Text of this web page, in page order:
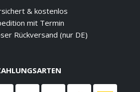
& kostenlos
mit Termin
Rückversand (nur DE)